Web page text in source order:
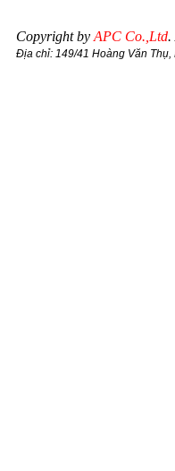
Copyright byAPC Co.,Ltd.
Địa chỉ: 149/41 Hoàng Văn Thụ,